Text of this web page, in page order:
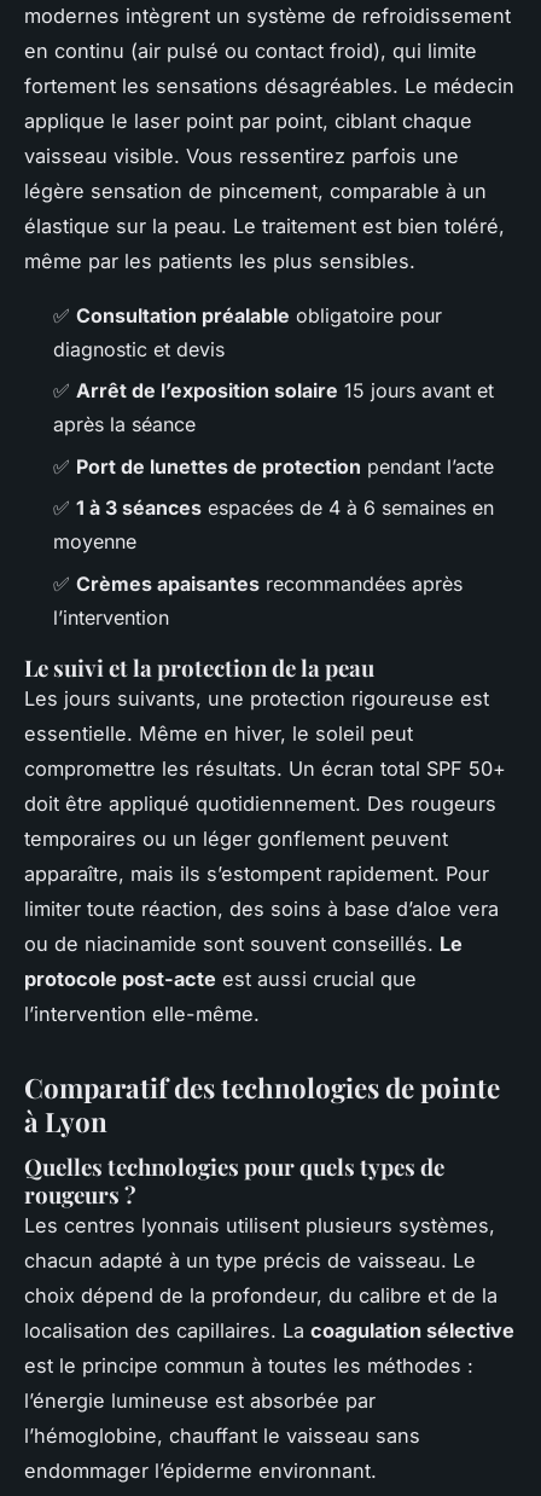
modernes intègrent un système de refroidissement
en continu (air pulsé ou contact froid), qui limite
fortement les sensations désagréables. Le médecin
applique le laser point par point, ciblant chaque
vaisseau visible. Vous ressentirez parfois une
légère sensation de pincement, comparable à un
élastique sur la peau. Le traitement est bien toléré,
même par les patients les plus sensibles.
✅ Consultation préalable obligatoire pour
diagnostic et devis
✅ Arrêt de l’exposition solaire 15 jours avant et
après la séance
✅ Port de lunettes de protection pendant l’acte
✅ 1 à 3 séances espacées de 4 à 6 semaines en
moyenne
✅ Crèmes apaisantes recommandées après
l’intervention
Le suivi et la protection de la peau
Les jours suivants, une protection rigoureuse est
essentielle. Même en hiver, le soleil peut
compromettre les résultats. Un écran total SPF 50+
doit être appliqué quotidiennement. Des rougeurs
temporaires ou un léger gonflement peuvent
apparaître, mais ils s’estompent rapidement. Pour
limiter toute réaction, des soins à base d’aloe vera
ou de niacinamide sont souvent conseillés. Le
protocole post-acte est aussi crucial que
l’intervention elle-même.
Comparatif des technologies de pointe
à Lyon
Quelles technologies pour quels types de
rougeurs ?
Les centres lyonnais utilisent plusieurs systèmes,
chacun adapté à un type précis de vaisseau. Le
choix dépend de la profondeur, du calibre et de la
localisation des capillaires. La coagulation sélective
est le principe commun à toutes les méthodes :
l’énergie lumineuse est absorbée par
l’hémoglobine, chauffant le vaisseau sans
endommager l’épiderme environnant.